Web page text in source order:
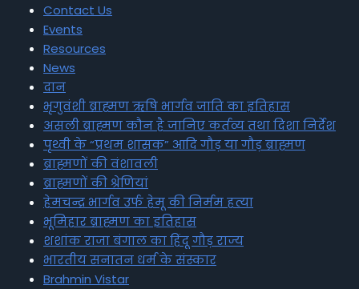
Contact Us
Events
Resources
News
दान
भृगुवंशी ब्राह्मण ऋषि भार्गव जाति का इतिहास
असली ब्राह्मण कौन है जानिए कर्तव्य तथा दिशा निर्देश
पृथ्वी के “प्रथम शासक” आदि गौड़ या गौड़ ब्राह्मण
ब्राह्मणों की वंशावली
ब्राह्मणों की श्रेणियां
हेमचन्द्र भार्गव उर्फ हेमू की निर्मम हत्या
भूमिहार ब्राह्मण का इतिहास
शशांक राजा बंगाल का हिंदू गौड़ राज्य
भारतीय सनातन धर्म के संस्कार
Brahmin Vistar